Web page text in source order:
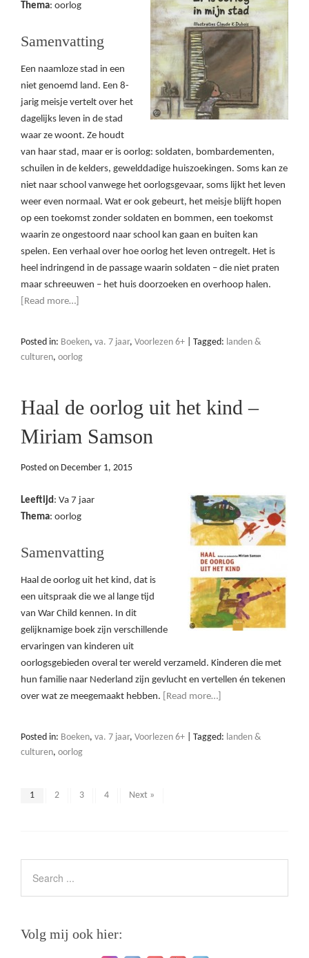
Thema: oorlog
Samenvatting
Een naamloze stad in een
niet genoemd land. Een 8-
jarig meisje vertelt over het
dagelijks leven in de stad
waar ze woont. Ze houdt
van haar stad, maar er is oorlog: soldaten, bombardementen,
schuilen in de kelders, gewelddadige huiszoekingen. Soms kan ze
niet naar school vanwege het oorlogsgevaar, soms lijkt het leven
weer even normaal. Wat er ook gebeurt, het meisje blijft hopen
op een toekomst zonder soldaten en bommen, een toekomst
waarin ze ongestoord naar school kan gaan en buiten kan
spelen. Een verhaal over hoe oorlog het leven ontregelt. Het is
heel indringend in de passage waarin soldaten – die niet praten
maar schreeuwen – het huis doorzoeken en overhoop halen.
[Read more…]
Posted in: Boeken, va. 7 jaar, Voorlezen 6+ Tagged: landen &
culturen, oorlog
Haal de oorlog uit het kind –
Miriam Samson
Posted on December 1, 2015
Leeftijd: Va 7 jaar
Thema: oorlog
Samenvatting
Haal de oorlog uit het kind, dat is
een uitspraak die we al lange tijd
van War Child kennen. In dit
gelijknamige boek zijn verschillende
ervaringen van kinderen uit
oorlogsgebieden overal ter wereld verzameld. Kinderen die met
hun familie naar Nederland zijn gevlucht en vertellen én tekenen
over wat ze meegemaakt hebben.
[Read more…]
Posted in: Boeken, va. 7 jaar, Voorlezen 6+ Tagged: landen &
culturen, oorlog
1 2 3 4 Next »
Volg mij ook hier: